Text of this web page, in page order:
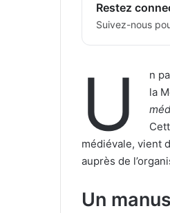
Restez
Suivez-nous
U
n
la
médiévale, vient
auprès de
Un